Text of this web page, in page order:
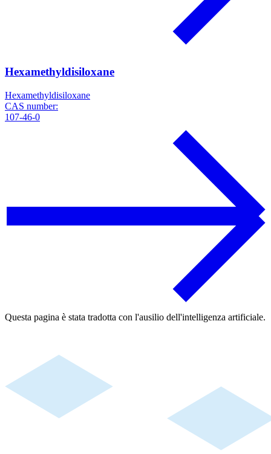
Hexamethyldisiloxane
Hexamethyldisiloxane
CAS number:
107-46-0
Questa pagina è stata tradotta con l'ausilio dell'intelligenza artificiale.